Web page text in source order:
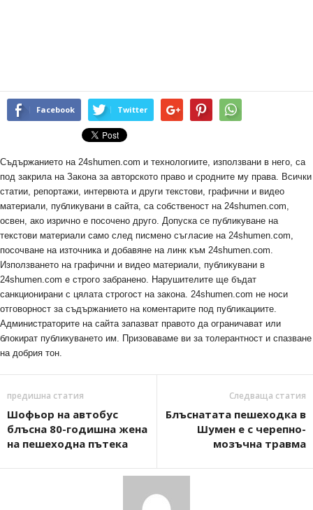
Facebook Twitter
Съдържанието на 24shumen.com и технологиите, използвани в него, са
под закрила на Закона за авторското право и сродните му права. Всички
статии, репортажи, интервюта и други текстови, графични и видео
материали, публикувани в сайта, са собственост на 24shumen.com,
освен, ако изрично е посочено друго. Допуска се публикуване на
текстови материали само след писмено съгласие на 24shumen.com,
посочване на източника и добавяне на линк към 24shumen.com.
Използването на графични и видео материали, публикувани в
24shumen.com е строго забранено. Нарушителите ще бъдат
санкционирани с цялата строгост на закона. 24shumen.com не носи
отговорност за съдържанието на коментарите под публикациите.
Администраторите на сайта запазват правото да ограничават или
блокират публикуването им. Призоваваме ви за толерантност и спазване
на добрия тон.
предишна статия
Шофьор на автобус
блъсна 80-годишна жена
на пешеходна пътека
Следваща статия
Блъснатата пешеходка в
Шумен е с черепно-
мозъчна травма